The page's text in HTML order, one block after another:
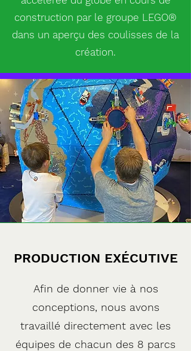
construction par le groupe LEGO®
dans un aperçu des coulisses de la
création.
PRODUCTION EXÉCUTIVE
Afin de donner vie à nos
conceptions, nous avons
travaillé directement avec les
équipes de chacun des 8 parcs